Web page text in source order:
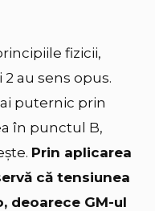
fizicii,
2 au sens opus.
puternic prin
în punctul B,
Prin aplicarea
că tensiunea
deoarece GM-ul